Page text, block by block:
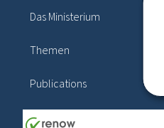
Das Ministerium
Themen
Publications